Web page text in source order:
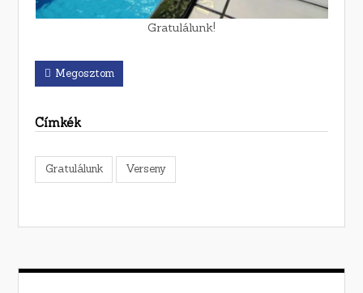
Gratulálunk!
Megosztom
Címkék
Gratulálunk Verseny